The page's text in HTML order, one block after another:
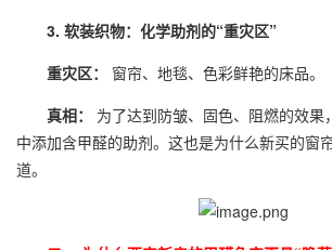
3. 软装织物：化学助剂的“重灾区”
重灾区：
窗帘、地毯、色彩鲜艳的床品。
真相：
为了达到防皱、固色、阻燃的效果
中添加含甲醛的助剂。这也是为什么新买的窗
道。